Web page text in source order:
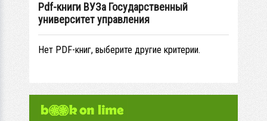
Pdf-книги ВУЗа Государственный
университет управления
Нет PDF-книг, выберите другие критерии.